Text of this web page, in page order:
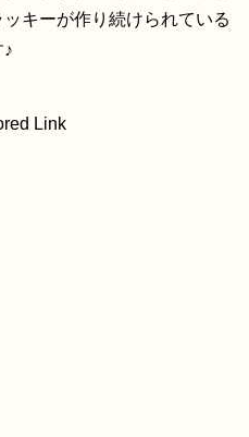
キーが作り続けられている
Link